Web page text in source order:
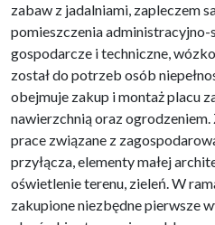
zabaw z jadalniami, zapleczem
pomieszczenia administracyjno-
gospodarcze i techniczne,
został do potrzeb osób
obejmuje zakup i montaż placu
nawierzchnią oraz
prace związane z
przyłącza, elementy małej
oświetlenie terenu, zieleń. W
zakupione niezbędne pierwsze